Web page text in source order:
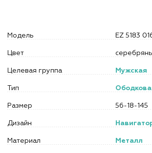
Модель EZ 5183
Цвет
Целевая группа Мужская
Тип
Размер 56-18-145
Дизайн
Материал Металл